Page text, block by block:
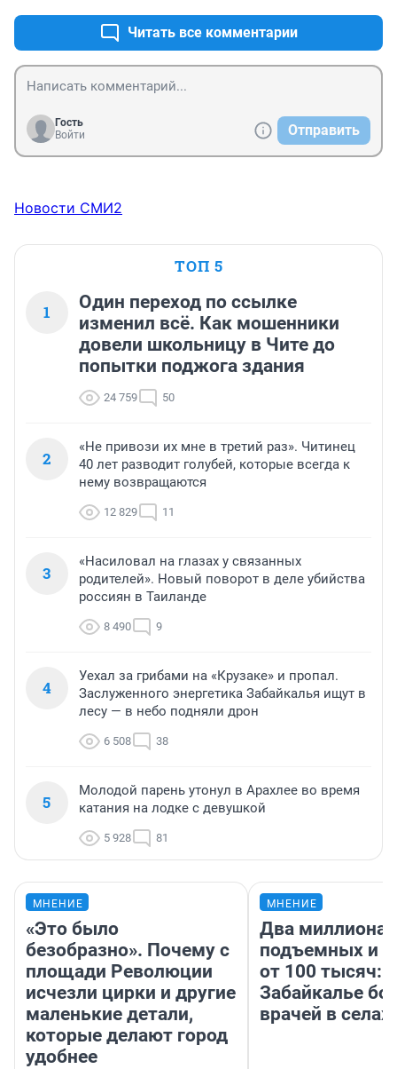
Читать все комментарии
Гость
Войти
Отправить
Новости СМИ2
ТОП 5
1
Один переход по ссылке
изменил всё. Как мошенники
довели школьницу в Чите до
попытки поджога здания
24 759 50
2
«Не привози их мне в третий раз». Читинец
40 лет разводит голубей, которые всегда к
нему возвращаются
12 829 11
3
«Насиловал на глазах у связанных
родителей». Новый поворот в деле убийства
россиян в Таиланде
8 490 9
4
Уехал за грибами на «Крузаке» и пропал.
Заслуженного энергетика Забайкалья ищут в
лесу — в небо подняли дрон
6 508 38
5
Молодой парень утонул в Арахлее во время
катания на лодке с девушкой
5 928 81
МНЕНИЕ
«Это было
безобразно». Почему с
площади Революции
исчезли цирки и другие
маленькие детали,
которые делают город
удобнее
МНЕНИЕ
Два миллиона
подъемных и
от 100 тысяч:
Забайкалье
врачей в селах